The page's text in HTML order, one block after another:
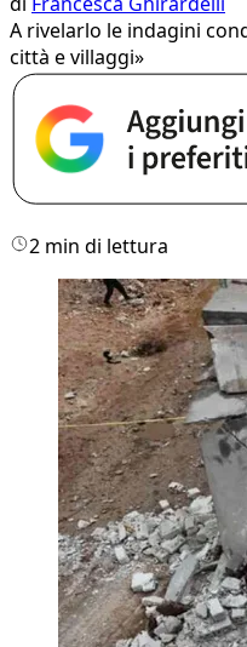
A rivelarlo le indagini
città e villaggi»
2 min di lettura